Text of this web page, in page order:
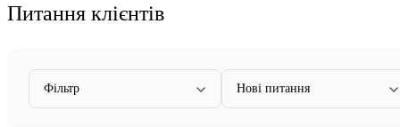
Питання клієнтів
Фільтр Нові питання